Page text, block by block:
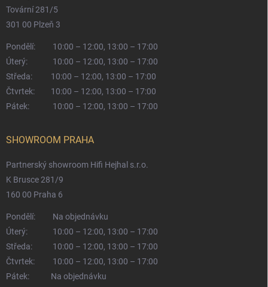
Tovární 281/5
301 00 Plzeň 3
Pondělí:
10:00 – 12:00, 13:00 – 17:00
Úterý:
10:00 – 12:00, 13:00 – 17:00
Středa:
10:00 – 12:00, 13:00 – 17:00
Čtvrtek:
10:00 – 12:00, 13:00 – 17:00
Pátek:
10:00 – 12:00, 13:00 – 17:00
SHOWROOM PRAHA
Partnerský showroom Hifi Hejhal s.r.o.
K Brusce 281/9
160 00 Praha 6
Pondělí:
Na objednávku
Úterý:
10:00 – 12:00, 13:00 – 17:00
Středa:
10:00 – 12:00, 13:00 – 17:00
Čtvrtek:
10:00 – 12:00, 13:00 – 17:00
Pátek:
Na objednávku